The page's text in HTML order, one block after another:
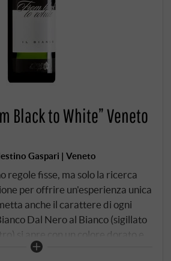
Black to White” Veneto
Gaspari | Veneto
regole fisse, ma solo la ricerca
per offrire un'esperienza unica
anche il carattere di ogni
Dal Nero al Bianco (sigillato
si apre con un colore dorato e
tipica delle uve che non